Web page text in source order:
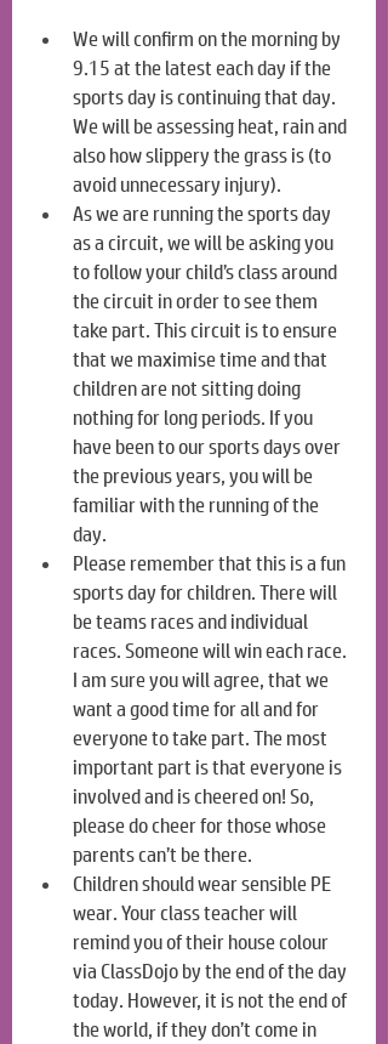
We will confirm on the morning by
9.15 at the latest each day if the
sports day is continuing that day.
We will be assessing heat, rain and
also how slippery the grass is (to
avoid unnecessary injury).
As we are running the sports day
as a circuit, we will be asking you
to follow your child’s class around
the circuit in order to see them
take part. This circuit is to ensure
that we maximise time and that
children are not sitting doing
nothing for long periods. If you
have been to our sports days over
the previous years, you will be
familiar with the running of the
day.
Please remember that this is a fun
sports day for children. There will
be teams races and individual
races. Someone will win each race.
I am sure you will agree, that we
want a good time for all and for
everyone to take part. The most
important part is that everyone is
involved and is cheered on! So,
please do cheer for those whose
parents can’t be there.
Children should wear sensible PE
wear. Your class teacher will
remind you of their house colour
via ClassDojo by the end of the day
today. However, it is not the end of
the world, if they don’t come in